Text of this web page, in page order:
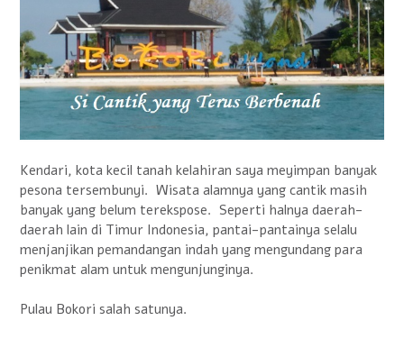
Kendari, kota kecil tanah kelahiran saya meyimpan banyak
pesona tersembunyi. Wisata alamnya yang cantik masih
banyak yang belum terekspose. Seperti halnya daerah-
daerah lain di Timur Indonesia, pantai-pantainya selalu
menjanjikan pemandangan indah yang mengundang para
penikmat alam untuk mengunjunginya.
Pulau Bokori salah satunya.